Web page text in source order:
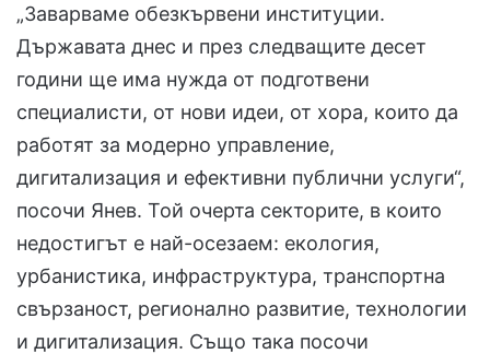
„Заварваме обезкървени институции.
Държавата днес и през следващите десет
години ще има нужда от подготвени
специалисти, от нови идеи, от хора, които да
работят за модерно управление,
дигитализация и ефективни публични услуги“,
посочи Янев. Той очерта секторите, в които
недостигът е най-осезаем: екология,
урбанистика, инфраструктура, транспортна
свързаност, регионално развитие, технологии
и дигитализация. Също така посочи